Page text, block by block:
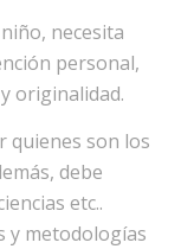
necesita
personal,
originalidad.
quienes son los
debe
etc..
y metodologías